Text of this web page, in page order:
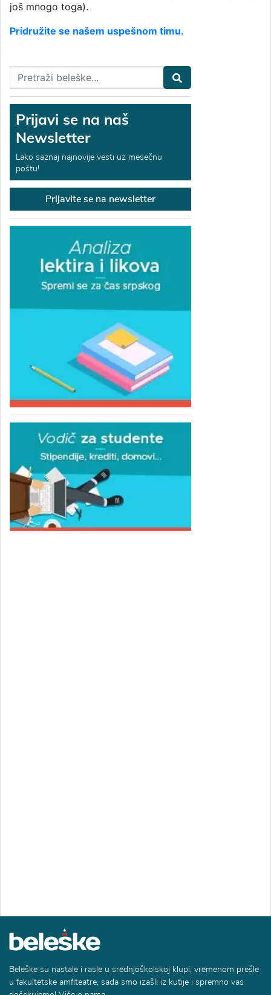
još mnogo toga).
Pridružite se našem uspešnom timu.
Prijavi se na naš
Newsletter
Lako saznaj najnovije vesti uz mesečnu
poštu!
Prijavite se na newsletter
Beleške su nastale i rasle u srednjoškolskoj klupi, vremenom prešle
u fakultetske amfiteatre, sada smo izašli iz kutije i spremno vas